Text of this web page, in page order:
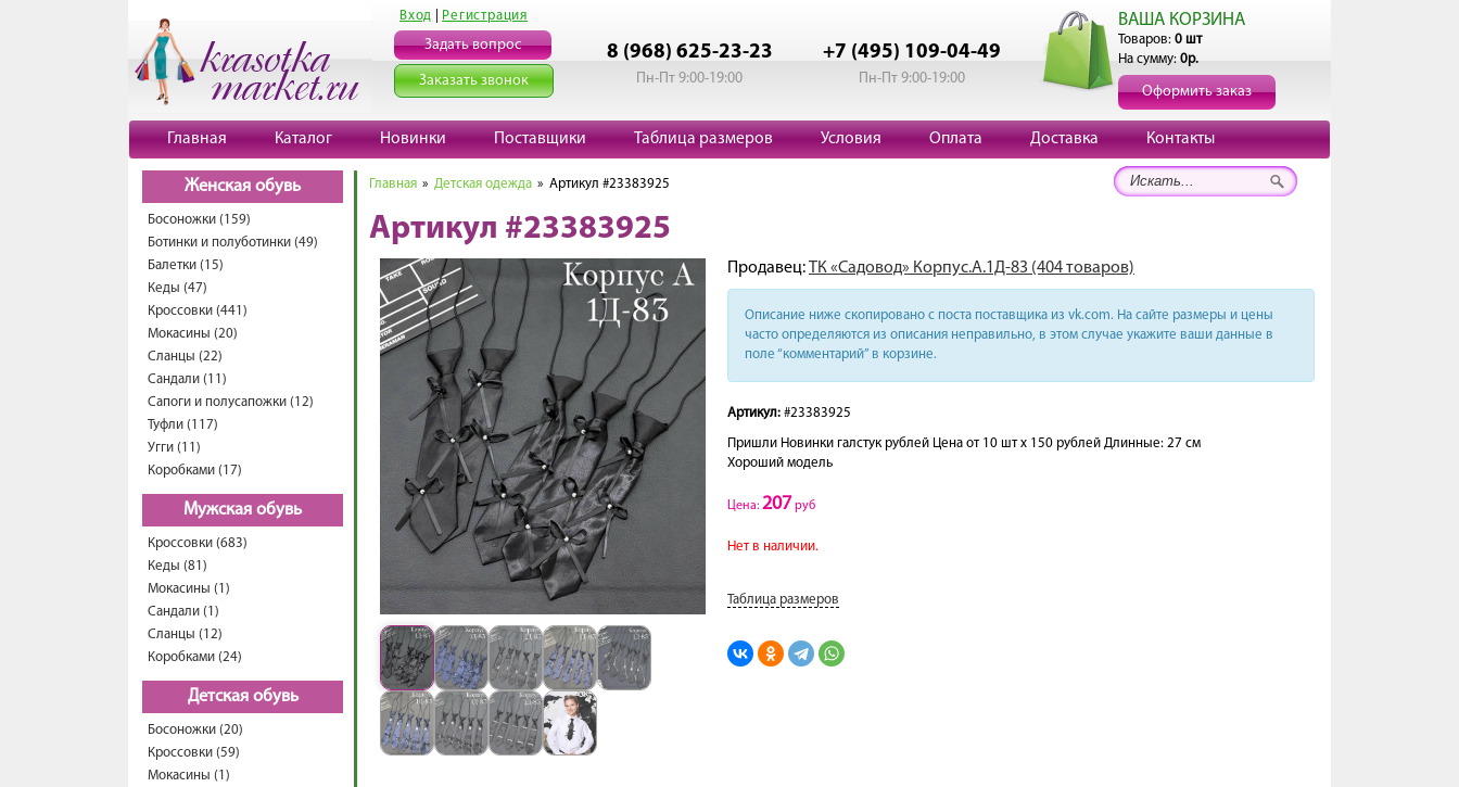
Вход Регистрация
Задать вопрос
Заказать звонок
8 (968) 625-23-23
Пн-Пт 9:00-19:00
+7 (495) 109-04-49
Пн-Пт 9:00-19:00
ВАША КОРЗИНА
Товаров: 0 шт
На сумму: 0р.
Оформить заказ
Главная Каталог Новинки Поставщики Таблица размеров Условия Оплата Доставка Контакты
Женская обувь
Босоножки (159)
Ботинки и полуботинки (49)
Балетки (15)
Кеды (47)
Кроссовки (441)
Мокасины (20)
Сланцы (22)
Сандали (11)
Сапоги и полусапожки (12)
Туфли (117)
Угги (11)
Коробками (17)
Мужская обувь
Кроссовки (683)
Кеды (81)
Мокасины (1)
Сандали (1)
Сланцы (12)
Коробками (24)
Детская обувь
Босоножки (20)
Кроссовки (59)
Мокасины (1)
Главная » Детская одежда » Артикул #23383925
Артикул #23383925
Продавец:ТК «Садовод» Корпус.А.1Д-83 (404 товаров)
Описание ниже скопировано с поста поставщика из vk.com. На сайте размеры и цены
часто определяются из описания неправильно, в этом случае укажите ваши данные в
поле “комментарий” в корзине.
Артикул: #23383925
Пришли Новинки галстук рублей Цена от 10 шт х 150 рублей Длинные: 27 см
Хороший модель
Цена: 207 руб
Нет в наличии.
Таблица размеров